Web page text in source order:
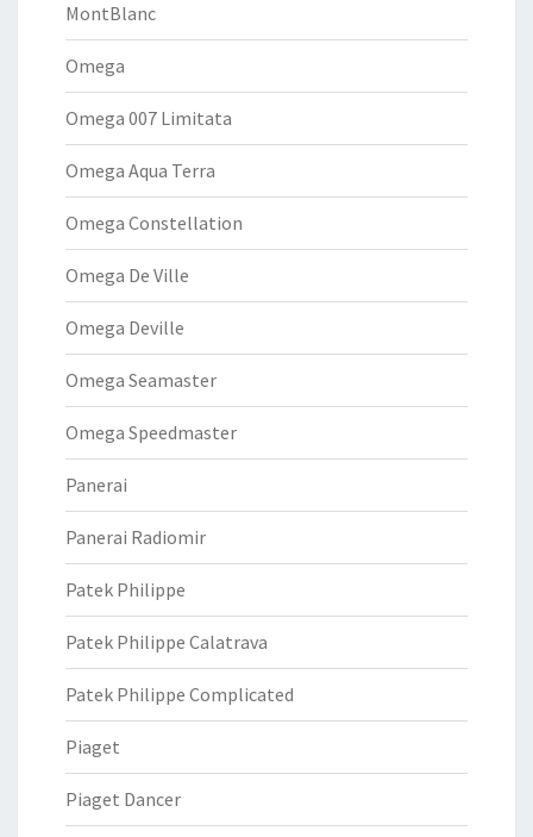
MontBlanc
Omega
Omega 007 Limitata
Omega Aqua Terra
Omega Constellation
Omega De Ville
Omega Deville
Omega Seamaster
Omega Speedmaster
Panerai
Panerai Radiomir
Patek Philippe
Patek Philippe Calatrava
Patek Philippe Complicated
Piaget
Piaget Dancer